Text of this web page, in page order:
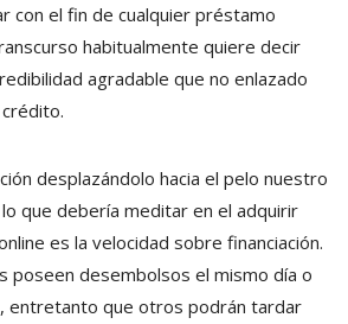
con el fin de cualquier préstamo
habitualmente quiere decir
agradable que no enlazado
desplazándolo hacia el pelo nuestro
que debería meditar en el adquirir
es la velocidad sobre financiación.
poseen desembolsos el mismo día o
entretanto que otros podrán tardar